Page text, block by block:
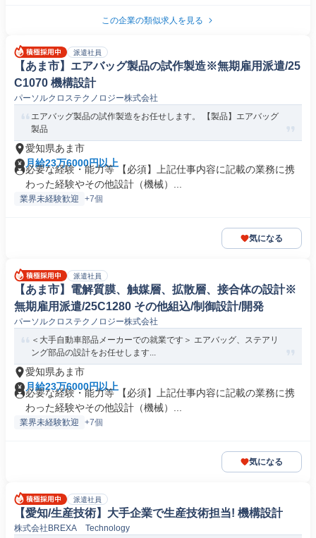
この企業の類似求人を見る
派遣社員
【あま市】エアバッグ製品の試作製造※無期雇用派遣/25
C1070 機構設計
パーソルクロステクノロジー株式会社
エアバッグ製品の試作製造をお任せします。 【製品】エアバッグ
製品
愛知県あま市
月給23万6000円以上
必要な経験・能力等 【必須】上記仕事内容に記載の業務に携
わった経験やその他設計（機械）...
業界未経験歓迎 +7個
気になる
派遣社員
【あま市】電解質膜、触媒層、拡散層、接合体の設計※
無期雇用派遣/25C1280 その他組込/制御設計/開発
パーソルクロステクノロジー株式会社
＜大手自動車部品メーカーでの就業です＞ エアバッグ、ステアリ
ング部品の設計をお任せします...
愛知県あま市
月給23万6000円以上
必要な経験・能力等 【必須】上記仕事内容に記載の業務に携
わった経験やその他設計（機械）...
業界未経験歓迎 +7個
気になる
派遣社員
【愛知/生産技術】大手企業で生産技術担当! 機構設計
株式会社BREXA Technology